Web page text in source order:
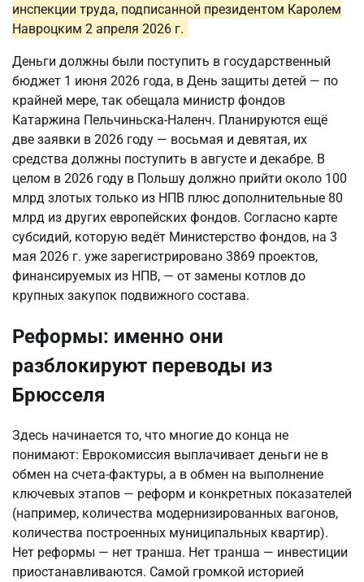
инспекции труда, подписанной президентом Каролем
Навроцким 2 апреля 2026 г.
Деньги должны были поступить в государственный
бюджет 1 июня 2026 года, в День защиты детей — по
крайней мере, так обещала министр фондов
Катаржина Пельчиньска-Наленч. Планируются ещё
две заявки в 2026 году — восьмая и девятая, их
средства должны поступить в августе и декабре. В
целом в 2026 году в Польшу должно прийти около 100
млрд злотых только из НПВ плюс дополнительные 80
млрд из других европейских фондов. Согласно карте
субсидий, которую ведёт Министерство фондов, на 3
мая 2026 г. уже зарегистрировано 3869 проектов,
финансируемых из НПВ, — от замены котлов до
крупных закупок подвижного состава.
Реформы: именно они
разблокируют переводы из
Брюсселя
Здесь начинается то, что многие до конца не
понимают: Еврокомиссия выплачивает деньги не в
обмен на счета-фактуры, а в обмен на выполнение
ключевых этапов — реформ и конкретных показателей
(например, количества модернизированных вагонов,
количества построенных муниципальных квартир).
Нет реформы — нет транша. Нет транша — инвестиции
приостанавливаются. Самой громкой историей